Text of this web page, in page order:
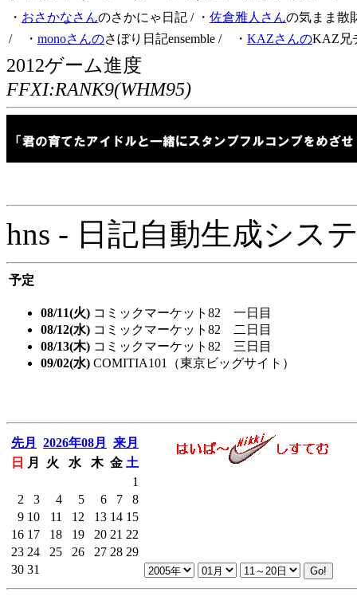
・ おさかなさんのさかにゃ日記 / ・ 佐倉雅人さんの気まま散
/ ・ monoさんのさぼり日記ensemble / ・ KAZさんのKAZ兄
2012ゲーム進度
FFXI:RANK9(WHM95)
hns - 日記自動生成シス
予定
08/11(火) コミックマーケット82 一日目
08/12(水) コミックマーケット82 二日目
08/13(木) コミックマーケット82 三日目
09/02(水) COMITIA101（東京ビッグサイト）
先月 2026年08月
来月
日
月 火 水 木 金 土
1
2
3 4 5 6 7
8
9 10 11 12 13 14 15
16 17 18 19 20 21 22
23 24 25 26 27 28 29
30 31